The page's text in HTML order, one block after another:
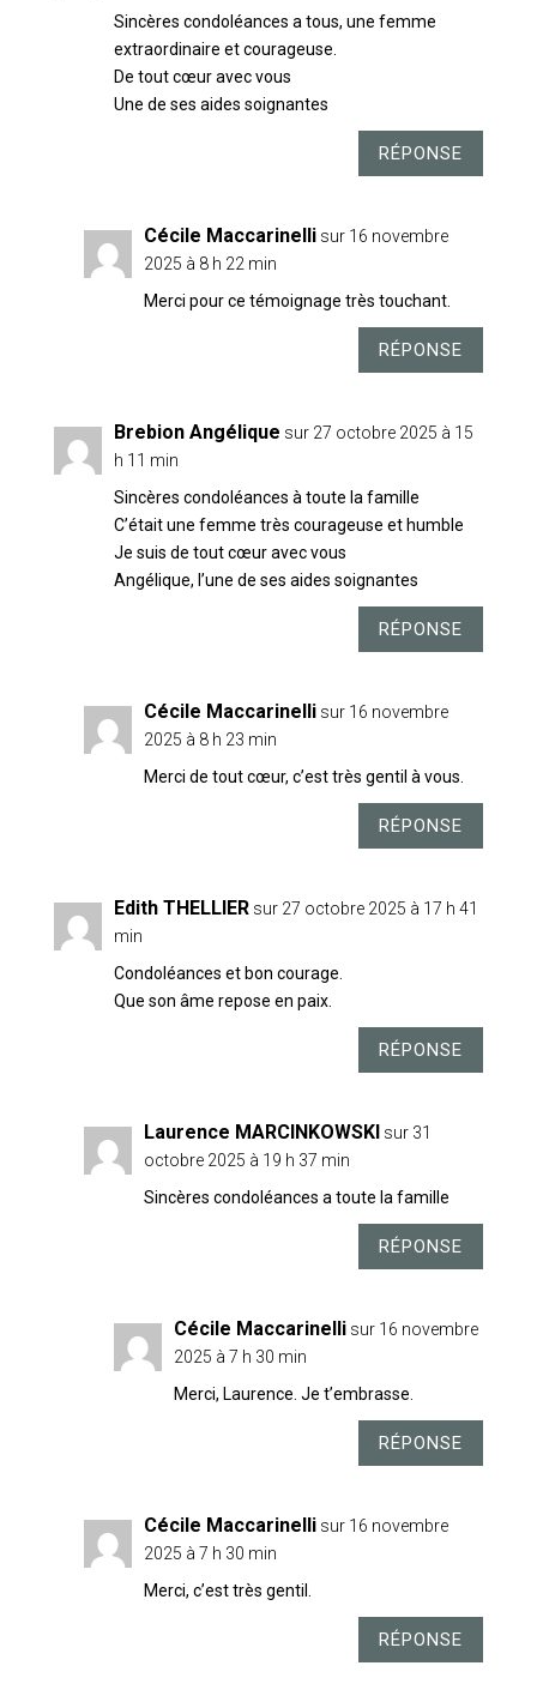
Sincères condoléances a tous, une femme
extraordinaire et courageuse.
De tout cœur avec vous
Une de ses aides soignantes
RÉPONSE
Cécile Maccarinelli sur 16 novembre
2025 à 8 h 22 min
Merci pour ce témoignage très touchant.
RÉPONSE
Brebion Angélique sur 27 octobre 2025 à 15
h 11 min
Sincères condoléances à toute la famille
C’était une femme très courageuse et humble
Je suis de tout cœur avec vous
Angélique, l’une de ses aides soignantes
RÉPONSE
Cécile Maccarinelli sur 16 novembre
2025 à 8 h 23 min
Merci de tout cœur, c’est très gentil à vous.
RÉPONSE
Edith THELLIER sur 27 octobre 2025 à 17 h 41
min
Condoléances et bon courage.
Que son âme repose en paix.
RÉPONSE
Laurence MARCINKOWSKI sur 31
octobre 2025 à 19 h 37 min
Sincères condoléances a toute la famille
RÉPONSE
Cécile Maccarinelli sur 16 novembre
2025 à 7 h 30 min
Merci, Laurence. Je t’embrasse.
RÉPONSE
Cécile Maccarinelli sur 16 novembre
2025 à 7 h 30 min
Merci, c’est très gentil.
RÉPONSE